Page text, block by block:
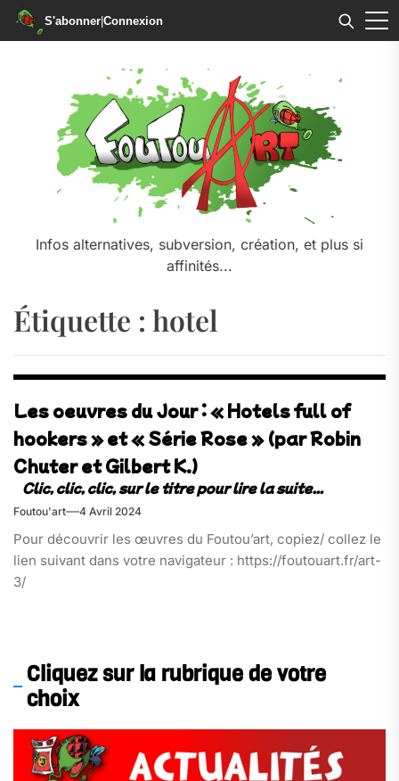
S'abonner|Connexion
Infos alternatives, subversion, création, et plus si
affinités...
Étiquette : hotel
Les oeuvres du Jour : « Hotels full of
hookers » et « Série Rose » (par Robin
Chuter et Gilbert K.)
Foutou'art 4 Avril 2024
Pour découvrir les œuvres du Foutou’art, copiez/ collez le
lien suivant dans votre navigateur : https://foutouart.fr/art-
3/
Cliquez sur la rubrique de votre
choix